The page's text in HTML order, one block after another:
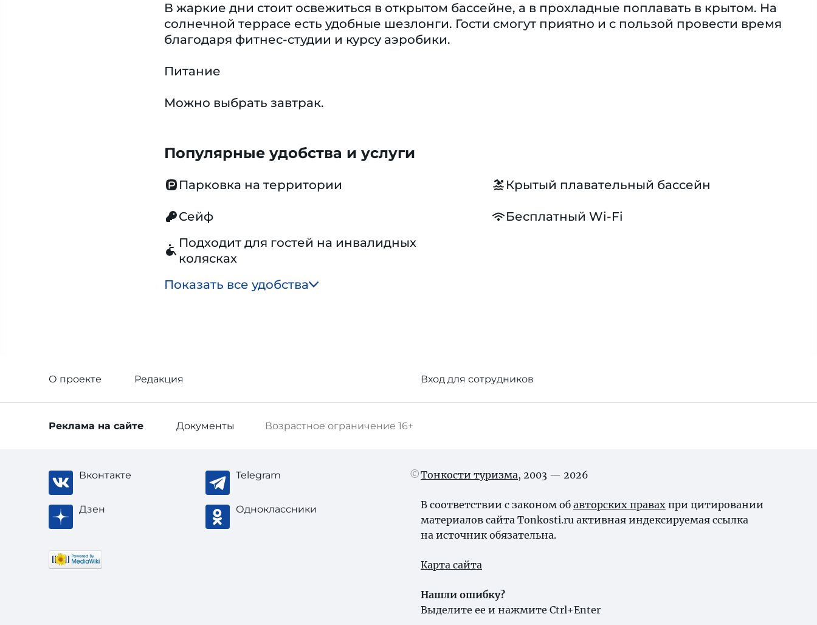
В жаркие дни стоит освежиться в открытом бассейне, а в прохладные поплавать в крытом. На
солнечной террасе есть удобные шезлонги. Гости смогут приятно и с пользой провести время
благодаря фитнес-студии и курсу аэробики.
Питание
Можно выбрать завтрак.
Популярные удобства и услуги
Парковка на территории Крытый плавательный бассейн
Сейф
Бесплатный Wi-Fi
Подходит для гостей на инвалидных
колясках
Показать все удобства
О проекте Редакция Вход для сотрудников
Возрастное ограничение 16+
Реклама на сайте Документы
Вконтакте Telegram
Дзен Одноклассники
Тонкости туризма, 2003 — 2026
В соответствии с законом об авторских правах при цитировании
материалов сайта Tonkosti.ru активная индексируемая ссылка
на источник обязательна.
Карта сайта
Нашли ошибку?
Выделите ее и нажмите Ctrl+Enter